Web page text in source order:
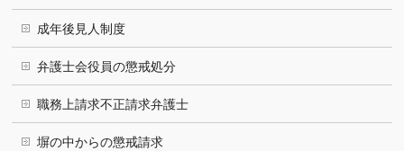
成年後見人制度
弁護士会役員の懲戒処分
職務上請求不正請求弁護士
塀の中からの懲戒請求